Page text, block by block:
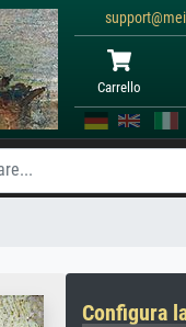
Carrello
Configura